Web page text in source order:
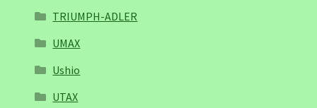
TRIUMPH-ADLER
UMAX
Ushio
UTAX